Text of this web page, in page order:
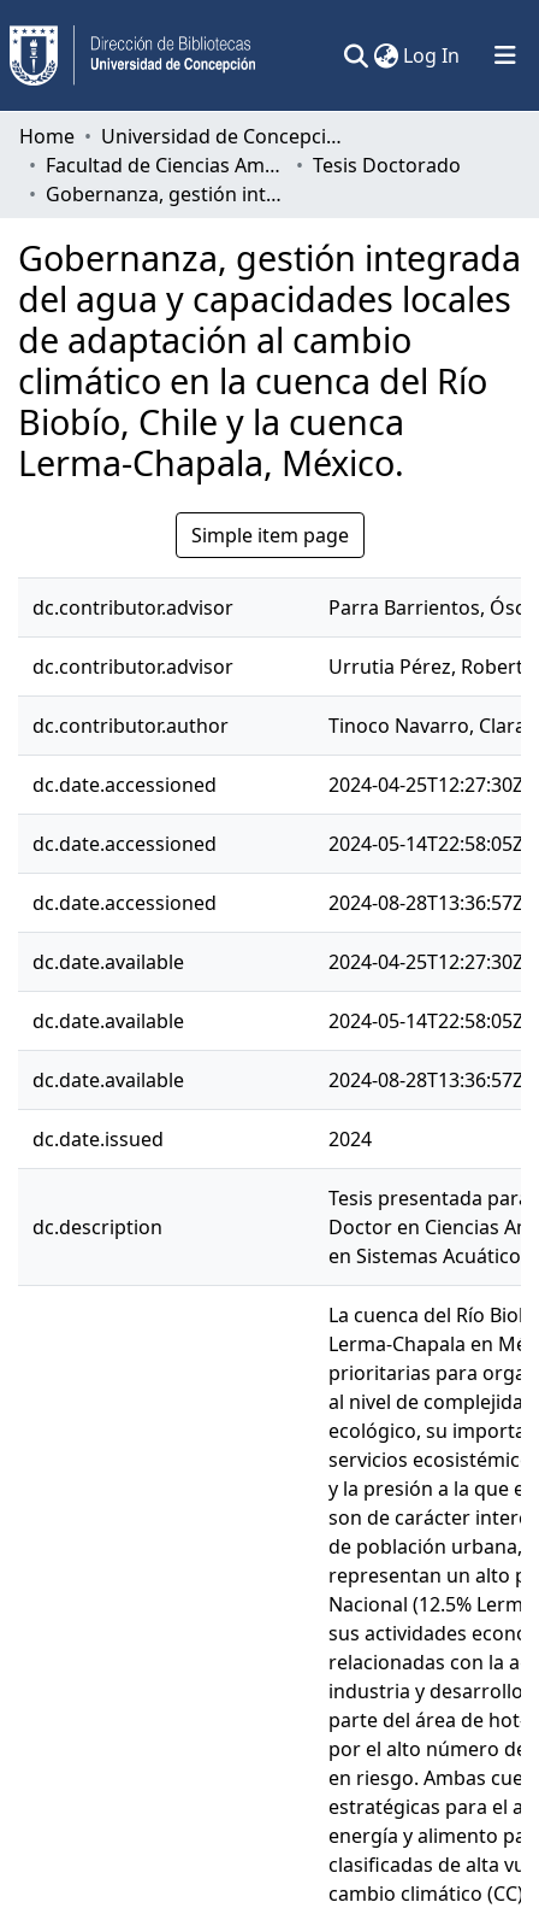
Log In (current)
Communities & Collections
All of DSpace
Home
Universidad de Concepción
Facultad de Ciencias Ambientales
Tesis Doctorado
Gobernanza, gestión integrada del agua y capacidades locales de adaptación al cambio climático en la cuenca del Río Biobío, Chile y la cuenca Lerma-Chapala, México.
Gobernanza, gestión integrada
del agua y capacidades locales
de adaptación al cambio
climático en la cuenca del Río
Biobío, Chile y la cuenca
Lerma-Chapala, México.
Simple item page
dc.contributor.advisor Parra Barrientos,
dc.contributor.advisor Urrutia Pérez,
dc.contributor.author Tinoco Navarro, Clara
dc.date.accessioned 2024-04-25T12:27:30Z
dc.date.accessioned 2024-05-14T22:58:05Z
dc.date.accessioned 2024-08-28T13:36:57Z
dc.date.available 2024-04-25T12:27:30Z
dc.date.available 2024-05-14T22:58:05Z
dc.date.available 2024-08-28T13:36:57Z
dc.date.issued 2024
dc.description
Tesis presentada
Doctor en Ciencias
en Sistemas
La cuenca del Río
Lerma-Chapala en
prioritarias para
al nivel de
ecológico, su
servicios
y la presión a la que
son de carácter
de población urbana,
representan un alto
Nacional (12.5%
sus actividades
relacionadas con la
industria y desarrollo
parte del área de hot-
por el alto número de
en riesgo. Ambas
estratégicas para el
energía y alimento
clasificadas de alta
cambio climático (CC)